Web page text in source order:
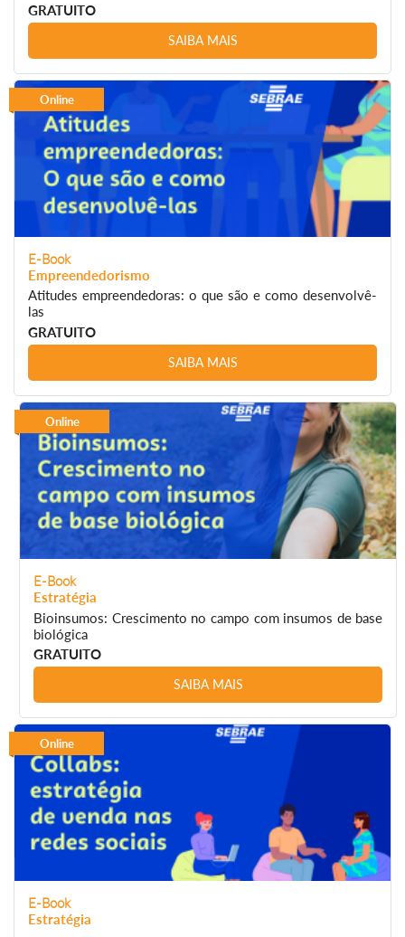
GRATUITO
SAIBA MAIS
Online
E-Book
Empreendedorismo
Atitudes empreendedoras: o que são e como desenvolvê-
las
GRATUITO
SAIBA MAIS
Online
E-Book
Estratégia
Bioinsumos: Crescimento no campo com insumos de base
biológica
GRATUITO
SAIBA MAIS
Online
E-Book
Estratégia